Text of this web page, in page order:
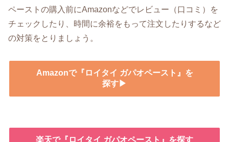
ペーストの購入前にAmazonなどでレビュー（口コミ）を
チェックしたり、時間に余裕をもって注文したりするなど
の対策をとりましょう。
Amazonで『ロイタイ ガパオペースト』を
探す▶
楽天で『ロイタイ ガパオペースト』を探す